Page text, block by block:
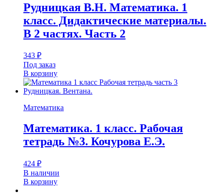
Рудницкая В.Н. Математика. 1
класс. Дидактические материалы.
В 2 частях. Часть 2
343 ₽
Под заказ
В корзину
Математика
Математика. 1 класс. Рабочая
тетрадь №3. Кочурова Е.Э.
424 ₽
В наличии
В корзину